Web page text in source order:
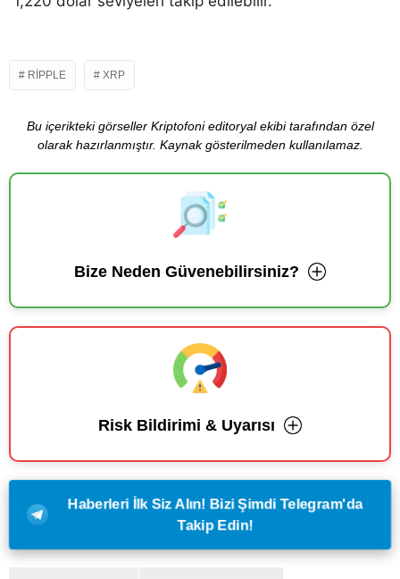
RIPPLE XRP
Bu içerikteki görseller Kriptofoni editoryal ekibi tarafından özel
olarak hazırlanmıştır. Kaynak gösterilmeden kullanılamaz.
Bize Neden Güvenebilirsiniz?
Risk Bildirimi & Uyarısı
Haberleri İlk Siz Alın! Bizi Şimdi Telegram'da
Takip Edin!